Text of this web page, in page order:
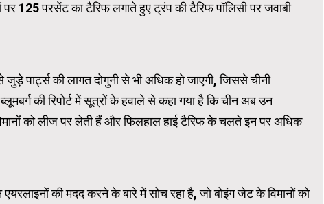
125 परसेंट का टैरिफ लगाते हुए ट्रंप की टैरिफ पॉलिसी पर जवाबी
पार्ट्स की लागत दोगुनी से भी अधिक हाे जाएगी, जिससे चीनी
की रिपोर्ट में सूत्रों के हवाले से कहा गया है कि चीन अब उन
को लीज पर लेती हैं और फिलहाल हाई टैरिफ के चलते इन पर अधिक
की मदद करने के बारे में सोच रहा है, जो बोइंग जेट के विमानों को